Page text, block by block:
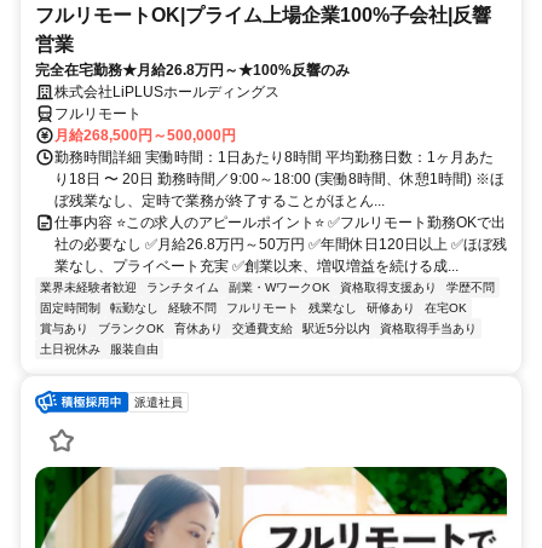
フルリモートOK|プライム上場企業100%子会社|反響
営業
完全在宅勤務★月給26.8万円～★100%反響のみ
株式会社LiPLUSホールディングス
フルリモート
月給268,500円～500,000円
勤務時間詳細 実働時間：1日あたり8時間 平均勤務日数：1ヶ月あた
り18日 〜 20日 勤務時間／9:00～18:00 (実働8時間、休憩1時間) ※ほ
ぼ残業なし、定時で業務が終了することがほとん...
仕事内容 ⭐この求人のアピールポイント⭐ ✅フルリモート勤務OKで出
社の必要なし ✅月給26.8万円～50万円 ✅年間休日120日以上 ✅ほぼ残
業なし、プライベート充実 ✅創業以来、増収増益を続ける成...
業界未経験者歓迎 ランチタイム 副業・WワークOK 資格取得支援あり
学歴不問
固定時間制
転勤なし 経験不問 フルリモート 残業なし 研修あり
在宅OK
賞与あり
ブランクOK 育休あり 交通費支給 駅近5分以内
資格取得手当あり
土日祝休み
服装自由
派遣社員